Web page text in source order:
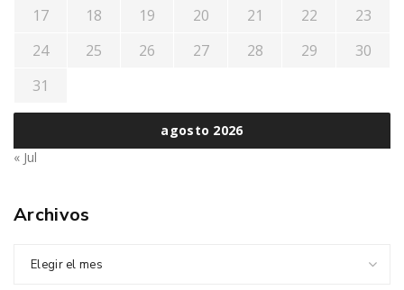
agosto 2026
17
18 19 20 21 22
23
24
25 26 27 28 29
30
31
« Jul
Archivos
Elegir el mes